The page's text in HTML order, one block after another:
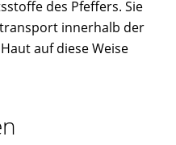
des Pfeffers. Sie
innerhalb der
auf diese Weise